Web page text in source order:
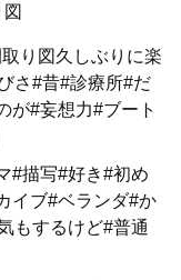
り図久しぶりに楽
さ#昔#診療所#だ
が#妄想力#ブート
#描写#好き#初め
イブ#ベランダ#か
もするけど#普通